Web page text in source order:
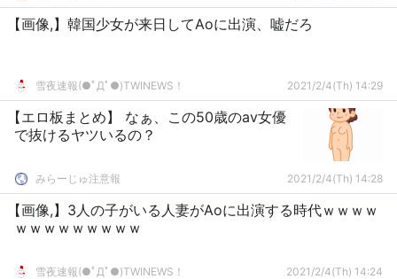
【画像,】韓国少女が来日してAoに出演、嘘だろ
雪夜速報(●ﾟДﾟ●)TWINEWS！ 2021/2/4(Th) 14:29
【エロ板まとめ】 なぁ、この50歳のav女優
で抜けるヤツいるの？
みらーじゅ注意報 2021/2/4(Th) 14:28
【画像,】3人の子がいる人妻がAoに出演する時代ｗｗｗｗ
ｗｗｗｗｗｗｗｗｗ
雪夜速報(●ﾟДﾟ●)TWINEWS！ 2021/2/4(Th) 14:24